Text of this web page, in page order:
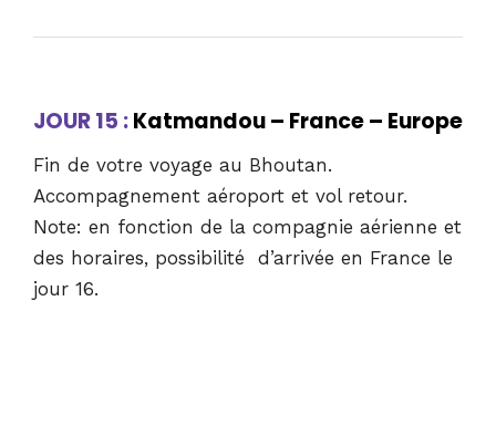
JOUR 15 :Katmandou – France – Europe
Fin de votre voyage au Bhoutan.
Accompagnement aéroport et vol retour.
Note: en fonction de la compagnie aérienne et
des horaires, possibilité d’arrivée en France le
jour 16.